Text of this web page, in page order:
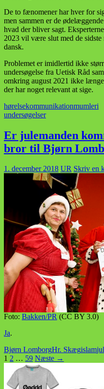
De to fænomener har hver for
men sammen er de
hvad der bliver sagt.
2023 vil være slut med de sidste
dansk.
Problemet er imidlertid ikke
undersøgelse fra Uetisk Råd
omkring august 2021 ikke
der har noget relevant at sige.
hørelsekommunikationmumleri
undersøgelser
Er julemanden
bror til Bjørn
1. december 2018 UR Skriv en
Foto: Bakken/PR (CC BY 3.0)
Ja.
Bjørn LomborgHr. Skægislamjul
Indlægsnavigation
1 2 … 59 Næste →